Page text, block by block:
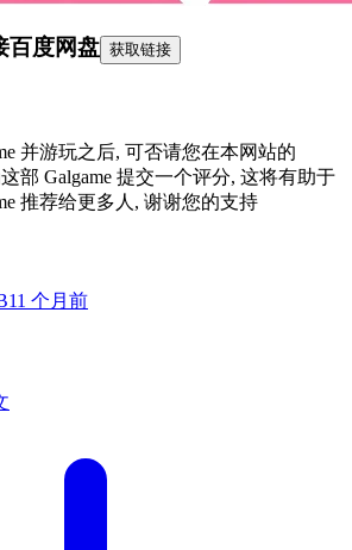
百度网盘 获取链接
并游玩之后, 可否请您在本网站的
部 Galgame 提交一个评分, 这将有助于
推荐给更多人, 谢谢您的支持
11 个月前